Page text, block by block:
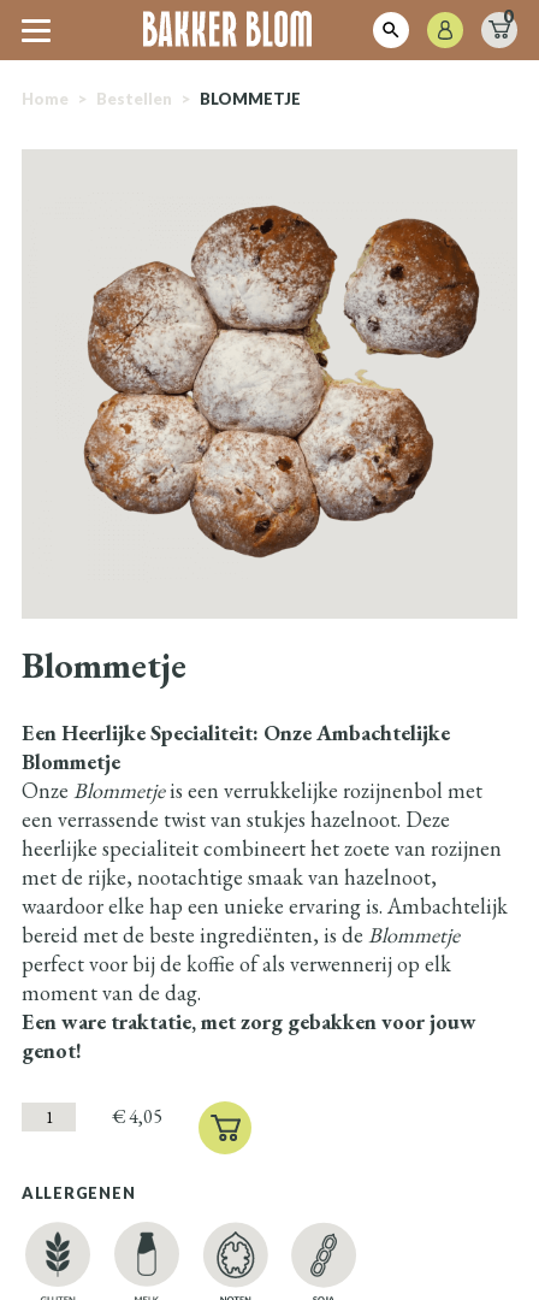
0
Home > Bestellen > BLOMMETJE
Blommetje
Een Heerlijke Specialiteit: Onze Ambachtelijke
Blommetje
Onze Blommetjeis een verrukkelijke rozijnenbol met
een verrassende twist van stukjes hazelnoot. Deze
heerlijke specialiteit combineert het zoete van rozijnen
met de rijke, nootachtige smaak van hazelnoot,
waardoor elke hap een unieke ervaring is. Ambachtelijk
bereid met de beste ingrediënten, is de Blommetje
perfect voor bij de koffie of als verwennerij op elk
moment van de dag.
Een ware traktatie, met zorg gebakken voor jouw
genot!
€4,05
ALLERGENEN